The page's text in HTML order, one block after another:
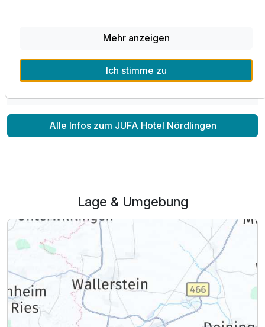
JUFA Hotels
Alle Infos zum JUFA Hotel Nördlingen
Lage & Umgebung
Mehr anzeigen
Ich stimme zu